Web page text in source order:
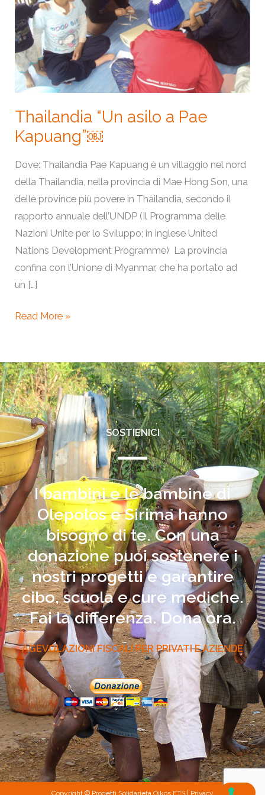
Thailandia “Un asilo a Pae
Kapuang”￼
Dove: Thailandia Pae Kapuang è un villaggio nel nord
della Thailandia, nella provincia di Mae Hong Son, una
delle province più povere in Thailandia, secondo il
rapporto annuale dell’UNDP (Il Programma delle
Nazioni Unite per lo Sviluppo; in inglese United
Nations Development Programme) La provincia
confina con l’Unione di Myanmar, che ha portato ad
un […]
Kapuang”￼
Read More »
SOSTIENICI
I bambini e le bambine di
Olepolos e Sirima hanno
bisogno di te. Con una
donazione puoi sostenere i
nostri progetti e garantire
cibo, scuola e cure mediche.
Fai la differenza. Dona ora.
AGEVOLAZIONI FISCALI PER PRIVATI E AZIENDE
Copyright © Progetti Solidarietà Oikos ETS | Privacy